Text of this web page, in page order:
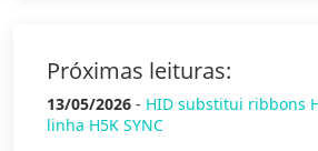
Próximas leituras:
13/05/2026 - HID substitui ribbons
linha H5K SYNC